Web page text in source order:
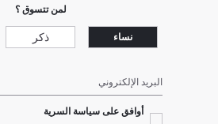
لمن تتسوق ؟
نساء ذكر
البريد الإلكتروني
أوافق على سياسة السرية